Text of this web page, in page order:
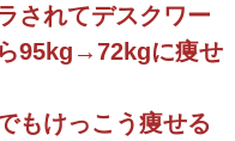
されてデスクワー
95kg→72kgに痩せ
もけっこう痩せる